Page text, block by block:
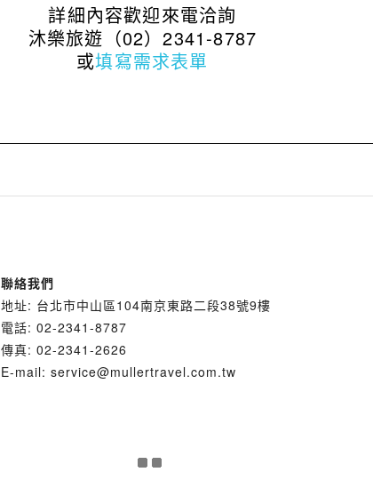
詳細內容歡迎來電洽詢
沐樂旅遊（02）2341-8787
或填寫需求表單
聯絡我們
地址: 台北市中山區104南京東路二段38號9樓
電話: 02-2341-8787
傳真: 02-2341-2626
E-mail: service@mullertravel.com.tw